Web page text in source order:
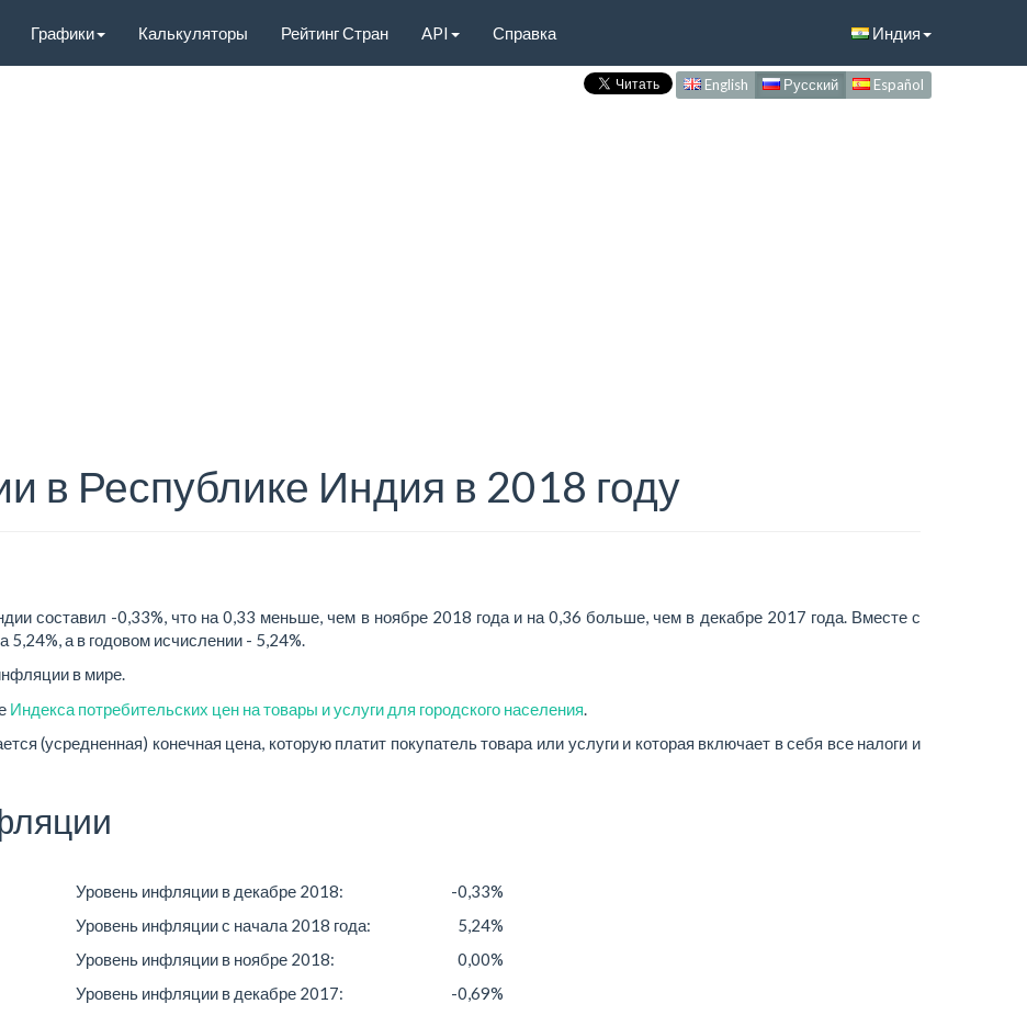
Графики Калькуляторы Рейтинг Стран API Справка Индия
English Русский Español
в Республике Индия в 2018 году
составил -0,33%, что на 0,33 меньше, чем в ноябре 2018 года и на 0,36 больше, чем в декабре 2017 года. Вместе с
а в годовом исчислении - 5,24%.
в мире.
Индекса потребительских цен на товары и услуги для городского населения
(усредненная) конечная цена, которую платит покупатель товара или услуги и которая включает в себя все налоги и
Уровень инфляции в декабре 2018:
-0,33%
Уровень инфляции с начала 2018 года:
5,24%
Уровень инфляции в ноябре 2018:
0,00%
Уровень инфляции в декабре 2017:
-0,69%